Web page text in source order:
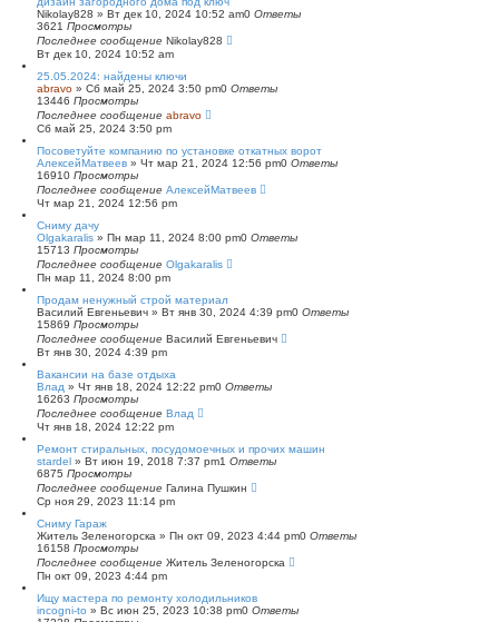
Nikolay828 » Вт дек 10, 2024 10:52 am0 Ответы
3621 Просмотры
Последнее сообщение Nikolay828
Вт дек 10, 2024 10:52 am
25.05.2024: найдены ключи
abravo » Сб май 25, 2024 3:50 pm0 Ответы
13446 Просмотры
Последнее сообщение abravo
Сб май 25, 2024 3:50 pm
Посоветуйте компанию по установке откатных ворот
АлексейМатвеев » Чт мар 21, 2024 12:56 pm0 Ответы
16910 Просмотры
Последнее сообщение АлексейМатвеев
Чт мар 21, 2024 12:56 pm
Сниму дачу
Olgakaralis » Пн мар 11, 2024 8:00 pm0 Ответы
15713 Просмотры
Последнее сообщение Olgakaralis
Пн мар 11, 2024 8:00 pm
Продам ненужный строй материал
Василий Евгеньевич » Вт янв 30, 2024 4:39 pm0 Ответы
15869 Просмотры
Последнее сообщение Василий Евгеньевич
Вт янв 30, 2024 4:39 pm
Вакансии на базе отдыха
Влад » Чт янв 18, 2024 12:22 pm0 Ответы
16263 Просмотры
Последнее сообщение Влад
Чт янв 18, 2024 12:22 pm
Ремонт стиральных, посудомоечных и прочих машин
stardel » Вт июн 19, 2018 7:37 pm1 Ответы
6875 Просмотры
Последнее сообщение Галина Пушкин
Ср ноя 29, 2023 11:14 pm
Сниму Гараж
Житель Зеленогорска » Пн окт 09, 2023 4:44 pm0 Ответы
16158 Просмотры
Последнее сообщение Житель Зеленогорска
Пн окт 09, 2023 4:44 pm
Ищу мастера по ремонту холодильников
incogni-to » Вс июн 25, 2023 10:38 pm0 Ответы